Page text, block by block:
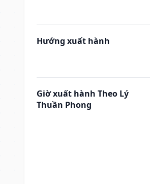
Hướng xuất hành
Giờ xuất hành Theo Lý
Thuần Phong